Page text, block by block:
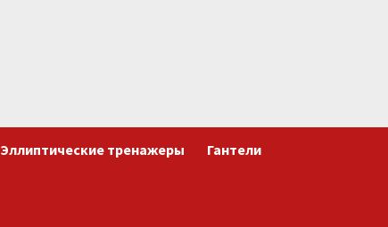
Эллиптические тренажеры Гантели